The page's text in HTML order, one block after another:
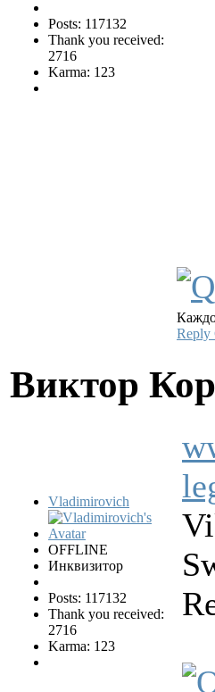
Posts: 117132
Thank you received:
2716
Karma: 123
Reply
Виктор
Vladimirovich
OFFLINE
Инквизитор
Posts: 117132
Thank you received:
2716
Karma: 123